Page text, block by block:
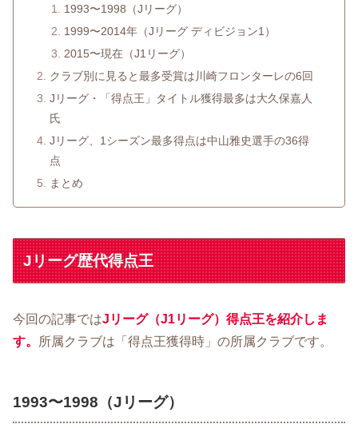
1993〜1998（Jリーグ）
1999〜2014年（Jリーグ ディビジョン1）
2015〜現在（J1リーグ）
クラブ別に見ると最多受賞は川崎フロンターレの6回
Jリーグ・「得点王」タイトル獲得最多は大久保嘉人
氏
Jリーグ、1シーズン最多得点は中山雅史選手の36得
点
まとめ
Jリーグ歴代得点王
今回の記事ではJリーグ（J1リーグ）得点王を紹介しま
す。
所属クラブは「得点王獲得時」の所属クラブです。
1993〜1998（Jリーグ）